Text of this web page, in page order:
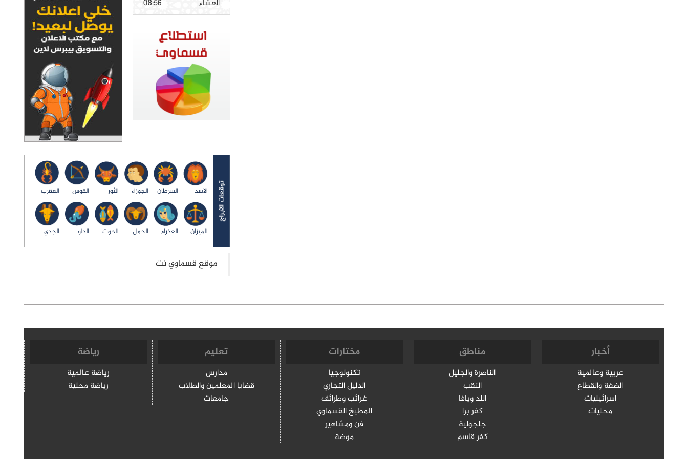
العشاء 08:56
الاسد السرطان الجوزاء الثور القوس العقرب
الميزان العذراء الحمل الحوت الدلو الجدي
أخبار
عربية وعالمية
الضفة والقطاع
اسرائيليات
محليات
مناطق
الناصرة والجليل
النقب
اللد ويافا
كفر برا
جلجولية
كفر قاسم
مختارات
تكنولوجيا
الدليل التجاري
غرائب وطرائف
المطبخ القسماوي
فن ومشاهير
موضة
تعليم
مدارس
قضايا المعلمين والطلاب
جامعات
رياضة
رياضة عالمية
رياضة محلية